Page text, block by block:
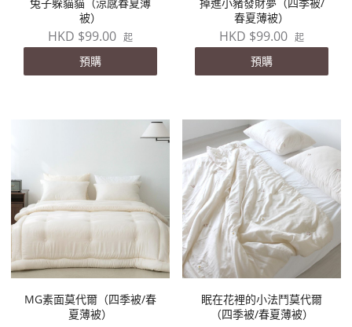
兔子躲貓貓（涼感春夏薄
被）
HKD $99.00 起
預購
掉進小豬發財夢（四季被/
春夏薄被）
HKD $99.00 起
預購
MG素面莫代爾（四季被/春
夏薄被）
眠在花裡的小法鬥莫代爾
（四季被/春夏薄被）